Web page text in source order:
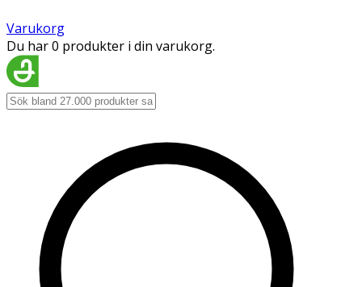
Varukorg
Du har 0 produkter i din varukorg.